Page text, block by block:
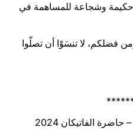
حكيمة وشجاعة للمساهمة في
فضلكم، لا تنسَوْا أن تصلّوا
الفاتيكان 2024